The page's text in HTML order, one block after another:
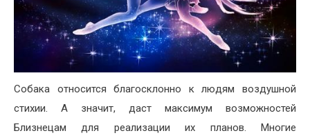
Собака относится благосклонно к людям воздушной
стихии. А значит, даст максимум возможностей
Близнецам для реализации их планов. Многие